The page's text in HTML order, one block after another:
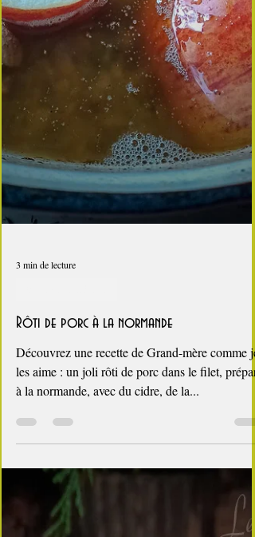
3 min de lecture
Ben mon cochon !
Rôti de porc à la normande
les aime : un joli rôti de porc dans le filet, préparé
à la normande, avec du cidre, de la...